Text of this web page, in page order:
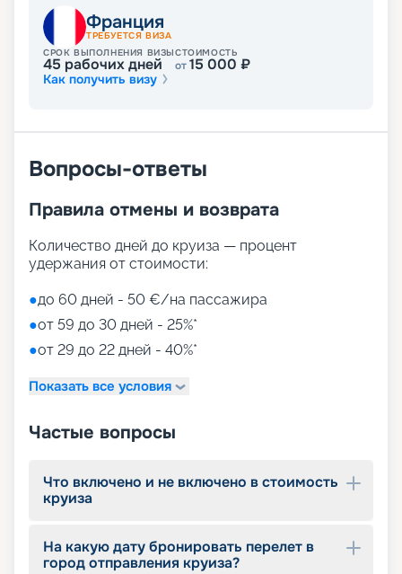
Расслабиться можно в великолепном балийском
спа-центре Aurea Spa, предлагающем массажи,
сауну, термальные комнаты, солярий, лечебные
процедуры и многое другое. Среди
многочисленных шоу выделяются выступления
библиотека, аэротруба, казино, дискотеки. Но
самые яркие впечатления остаются от
городах американского побережья. Для детей
зоны
Путешествуйте с
«Круиз.онлайн»
Маршруты MSC Meraviglia в 2026 - 2027 годах
собрана вся информация, чтобы вы могли
круизов, схемы палуб, цены на путевки,
описание кают, фото интерьеров. Опытные
помогут вам подобрать оптимальный вариант,
оформить документы, будут оказывать
Америку!
Франция
ТРЕБУЕТСЯ ВИЗА
СРОК ВЫПОЛНЕНИЯ ВИЗЫ
45 рабочих дней
СТОИМОСТЬ
от15 000 ₽
Как получить визу
Вопросы-ответы
Правила отмены и возврата
Количество дней до круиза — процент
удержания от стоимости:
●до 60 дней - 50 €/на пассажира
●от 59 до 30 дней - 25%*
●от 29 до 22 дней - 40%*
Показать все условия
Частые вопросы
Что включено и не включено в стоимость
круиза
На какую дату бронировать перелет в
город отправления круиза?